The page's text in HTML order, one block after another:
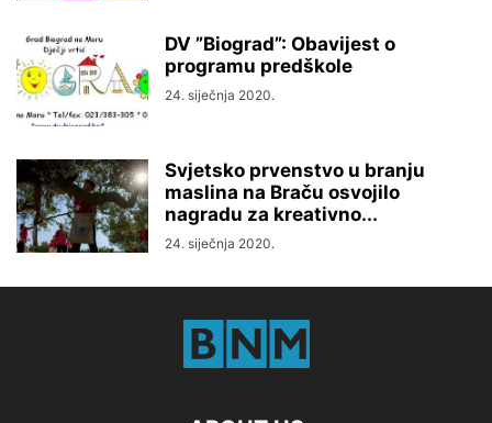
DV ”Biograd”: Obavijest o
programu predškole
24. siječnja 2020.
Svjetsko prvenstvo u branju
maslina na Braču osvojilo
nagradu za kreativno...
24. siječnja 2020.